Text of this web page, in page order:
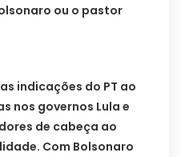
ou o pastor
indicações do PT ao
nos governos Lula e
de cabeça ao
Com Bolsonaro